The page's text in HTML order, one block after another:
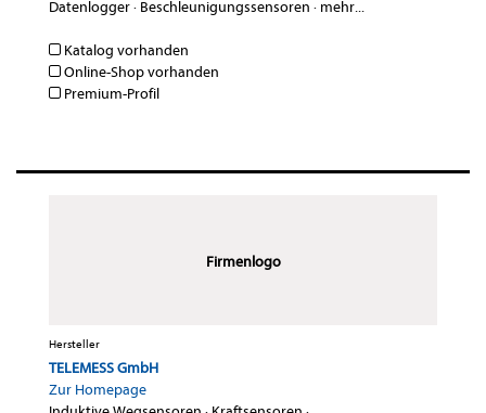
Datenlogger· Beschleunigungssensoren · mehr...
Katalog vorhanden
Online-Shop vorhanden
Premium-Profil
Firmenlogo
Hersteller
TELEMESS GmbH
Zur Homepage